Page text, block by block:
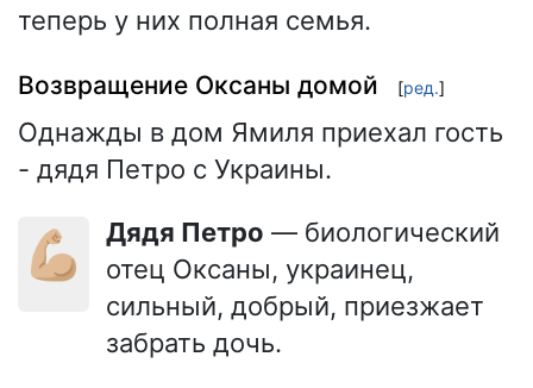
теперь у них полная семья.
Возвращение Оксаны домой [ред.]
Однажды в дом Ямиля приехал гость
- дядя Петро с Украины.
💪🏼 Дядя Петро — биологический
отец Оксаны, украинец,
сильный, добрый, приезжает
забрать дочь.